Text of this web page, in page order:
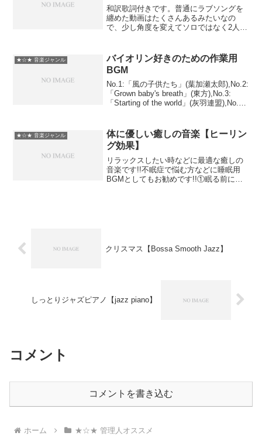
和訳歌詞付きです。普通にラブソングを
纏めた動画はたくさんあるみたいなの
で、少し角度を変えてソロではなく2人以
イ感じの画像たくさん使って作ろうかな
～と思ったの...
★☆★ 音楽ジャンル
バイオリン好きのための作業用
BGM
No.1:「風の子供たち」(葉加瀬太郎),No.2:
「Grown baby's breath」(東方),No.3:
「Starting of the world」(灰羽連盟),No.4:
★☆★ 音楽ジャンル
体に優しい癒しの音楽【ヒーリン
グ効果】
リラックスしたい時などに最適な癒しの
音楽です!!不眠症で悩む方などに睡眠用
BGMとしてもお勧めです!!①眠る前に
クリスマス【Bossa Smooth Jazz】
しっとりジャズピアノ【jazz piano】
コメント
コメントを書き込む
ホーム ★☆★ 管理人オススメ